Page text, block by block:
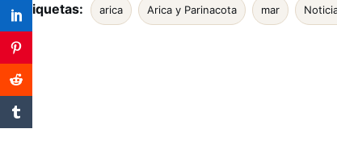
Etiquetas: arica Arica y Parinacota mar